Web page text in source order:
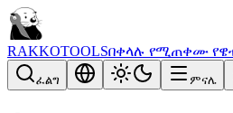
RAKKOTOOLSበቀላሉ የሚጠቀሙ
ፈልግ ምናሌ